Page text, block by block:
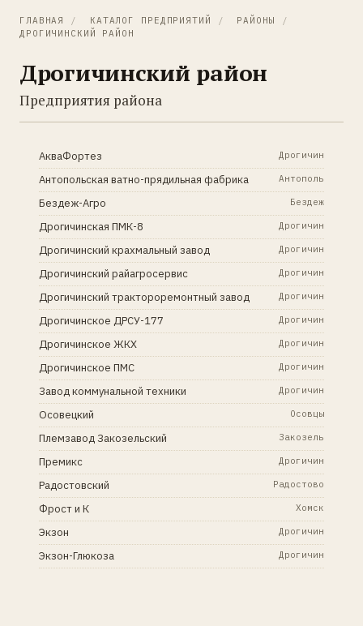
ГЛАВНАЯ / КАТАЛОГ ПРЕДПРИЯТИЙ / РАЙОНЫ
/
ДРОГИЧИНСКИЙ РАЙОН
Дрогичинский район
Предприятия района
АкваФортез Дрогичин
Антопольская ватно-прядильная фабрика Антополь
Бездеж-Агро Бездеж
Дрогичинская ПМК-8 Дрогичин
Дрогичинский крахмальный завод Дрогичин
Дрогичинский райагросервис Дрогичин
Дрогичинский трактороремонтный завод Дрогичин
Дрогичинское ДРСУ-177 Дрогичин
Дрогичинское ЖКХ Дрогичин
Дрогичинское ПМС Дрогичин
Завод коммунальной техники Дрогичин
Осовецкий Осовцы
Племзавод Закозельский Закозель
Премикс Дрогичин
Радостовский Радостово
Фрост и К Хомск
Экзон Дрогичин
Экзон-Глюкоза Дрогичин